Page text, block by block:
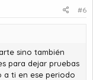
#6
sino también
para dejar pruebas
a ti en ese periodo